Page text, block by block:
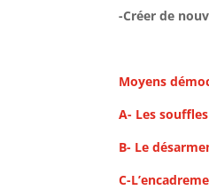
-Créer de
Moyens
A- Les
B- Le
C-